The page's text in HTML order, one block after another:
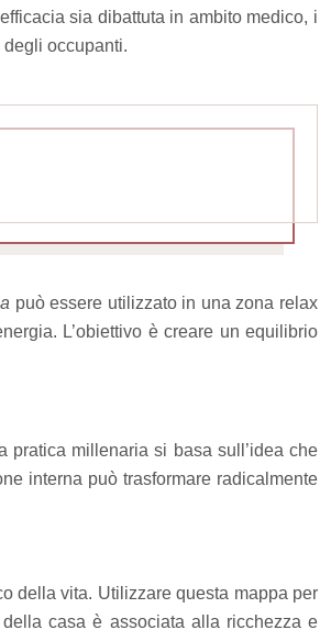
sia dibattuta in ambito medico, i
degli occupanti.
può essere utilizzato in una zona relax
L’obiettivo è creare un equilibrio
pratica millenaria si basa sull’idea che
interna può trasformare radicalmente
della vita. Utilizzare questa mappa per
casa è associata alla ricchezza e